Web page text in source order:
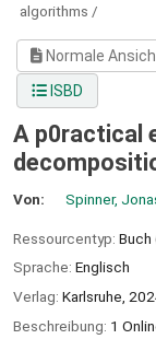
algorithms /
Normale
ISBD
A p0ractical
Von: Spinner,
Ressourcentyp: Buch
Sprache: Englisch
Verlag: Karlsruhe,
Beschreibung: 1